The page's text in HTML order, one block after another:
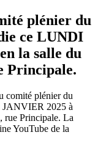
plénier du
ce LUNDI
la salle du
Principale.
comité plénier du
JANVIER 2025 à
rue Principale. La
YouTube de la